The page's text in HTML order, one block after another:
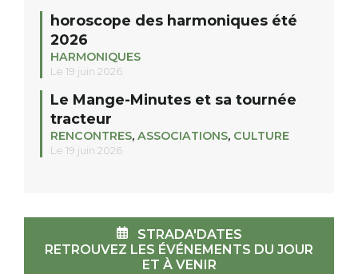
horoscope des harmoniques été
2026
HARMONIQUES
Le 19 juin 2026
Le Mange-Minutes et sa tournée
tracteur
RENCONTRES, ASSOCIATIONS, CULTURE
Le 19 juin 2026
STRADA'DATES
RETROUVEZ LES ÉVÉNEMENTS DU JOUR
ET À VENIR